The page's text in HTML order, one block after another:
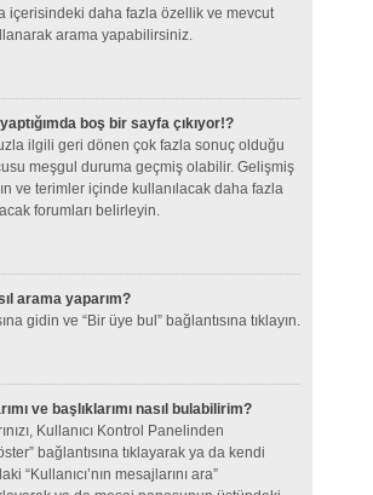
içerisindeki daha fazla özellik ve mevcut
arama yapabilirsiniz.
boş bir sayfa çıkıyor!?
ilgili geri dönen çok fazla sonuç olduğu
meşgul duruma geçmiş olabilir. Gelişmiş
ve terimler içinde kullanılacak daha fazla
forumları belirleyin.
arama yaparım?
gidin ve “Bir üye bul” bağlantısına tıklayın.
ve başlıklarımı nasıl bulabilirim?
Kullanıcı Kontrol Panelinden
bağlantısına tıklayarak ya da kendi
“Kullanıcı’nın mesajlarını ara”